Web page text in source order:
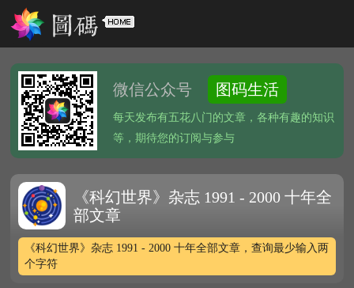
微信公众号 图码生活
每天发布有五花八门的文章，各种有趣的知识
等，期待您的订阅与参与
《科幻世界》杂志 1991 - 2000 十年全
部文章
《科幻世界》杂志 1991 - 2000 十年全部文章，查询最少输入两
个字符